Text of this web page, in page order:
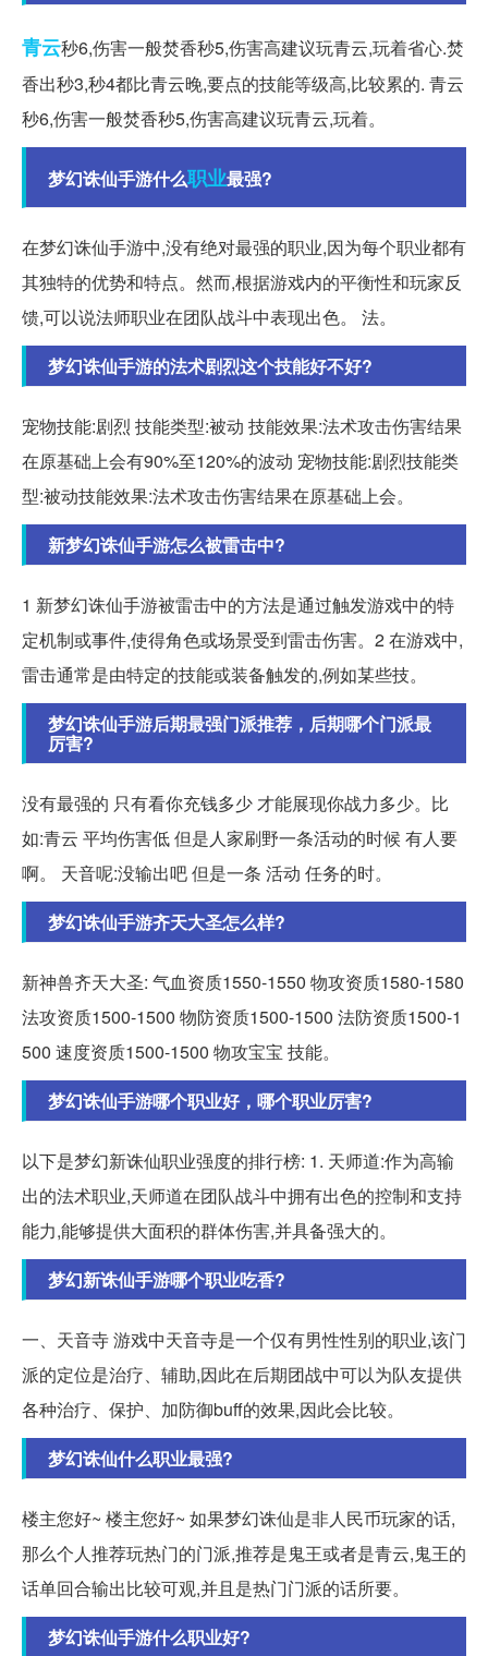
青云秒6,伤害一般焚香秒5,伤害高建议玩青云,玩着省心.焚
香出秒3,秒4都比青云晚,要点的技能等级高,比较累的. 青云
秒6,伤害一般焚香秒5,伤害高建议玩青云,玩着。
梦幻诛仙手游什么职业最强?
在梦幻诛仙手游中,没有绝对最强的职业,因为每个职业都有
其独特的优势和特点。然而,根据游戏内的平衡性和玩家反
馈,可以说法师职业在团队战斗中表现出色。 法。
梦幻诛仙手游的法术剧烈这个技能好不好?
宠物技能:剧烈 技能类型:被动 技能效果:法术攻击伤害结果
在原基础上会有90%至120%的波动 宠物技能:剧烈技能类
型:被动技能效果:法术攻击伤害结果在原基础上会。
新梦幻诛仙手游怎么被雷击中?
1 新梦幻诛仙手游被雷击中的方法是通过触发游戏中的特
定机制或事件,使得角色或场景受到雷击伤害。2 在游戏中,
雷击通常是由特定的技能或装备触发的,例如某些技。
梦幻诛仙手游后期最强门派推荐，后期哪个门派最
厉害?
没有最强的 只有看你充钱多少 才能展现你战力多少。比
如:青云 平均伤害低 但是人家刷野一条活动的时候 有人要
啊。 天音呢:没输出吧 但是一条 活动 任务的时。
梦幻诛仙手游齐天大圣怎么样?
新神兽齐天大圣: 气血资质1550-1550 物攻资质1580-1580
法攻资质1500-1500 物防资质1500-1500 法防资质1500-1
500 速度资质1500-1500 物攻宝宝 技能。
梦幻诛仙手游哪个职业好，哪个职业厉害?
以下是梦幻新诛仙职业强度的排行榜: 1. 天师道:作为高输
出的法术职业,天师道在团队战斗中拥有出色的控制和支持
能力,能够提供大面积的群体伤害,并具备强大的。
梦幻新诛仙手游哪个职业吃香?
一、天音寺 游戏中天音寺是一个仅有男性性别的职业,该门
派的定位是治疗、辅助,因此在后期团战中可以为队友提供
各种治疗、保护、加防御buff的效果,因此会比较。
梦幻诛仙什么职业最强?
楼主您好~ 楼主您好~ 如果梦幻诛仙是非人民币玩家的话,
那么个人推荐玩热门的门派,推荐是鬼王或者是青云,鬼王的
话单回合输出比较可观,并且是热门门派的话所要。
梦幻诛仙手游什么职业好?